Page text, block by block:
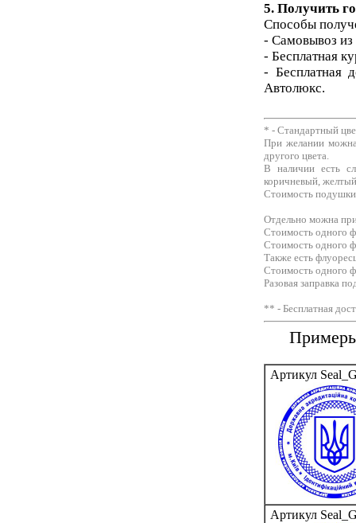
5. Получить
Способы
- Самовывоз
- Бесплатная
- Бесплатная
Автолюкс.
* - Стандартный
При желании
другого цвета.
В наличии есть
коричневый,
Стоимость подушки
Отдельно можна
Стоимость одного
Стоимость одного
Также есть
Стоимость одного
Разовая заправка
** - Бесплатная
Примеры
Артикул
Артикул